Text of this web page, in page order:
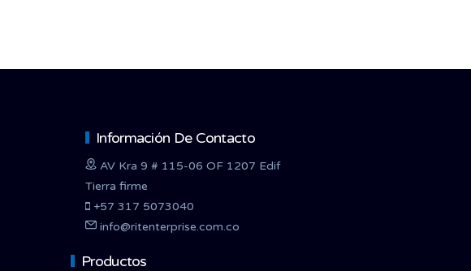
Información De Contacto
AV Kra 9 # 115-06 OF 1207 Edif
Tierra firme
+57 317 5073040
info@ritenterprise.com.co
Productos